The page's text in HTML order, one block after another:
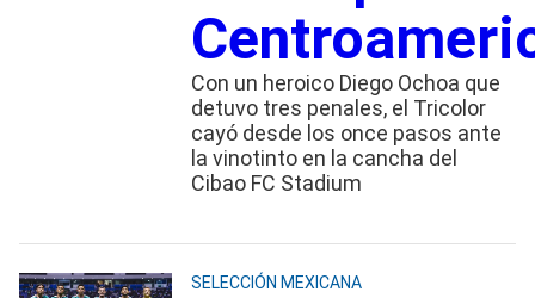
Con un heroico Diego Ochoa que
detuvo tres penales, el Tricolor
cayó desde los once pasos ante
la vinotinto en la cancha del
Cibao FC Stadium
SELECCIÓN MEXICANA